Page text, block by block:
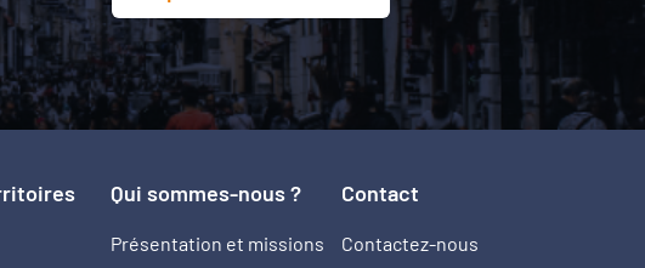
Qui sommes-nous ?
Présentation et missions
Contact
Contactez-nous